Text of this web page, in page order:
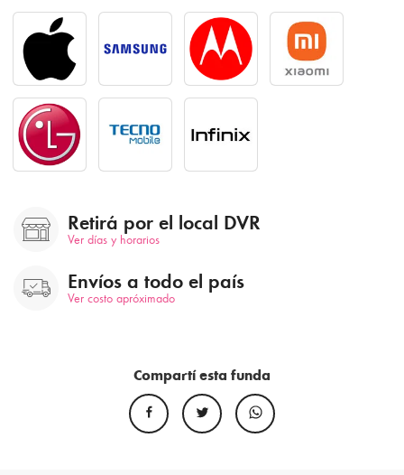
Retirá por el local DVR
Ver días y horarios
Envíos a todo el país
Ver costo apróximado
Compartí esta funda